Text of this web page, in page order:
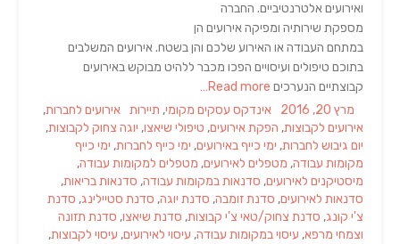
ואירועים אלטרנטיביים. החברה
מספקת שירותיה ומפיקה אירועים הן
במתחם העבודה או האירוע שלכם והן בשטח. אירועים המשלבים
בתוכם טיפולים ועיסויים הפכו מכבר ללהיט מבוקש באירועים
קבוצתיים הנערכים
Posted
on
מרץ 20, 2016 Categories
אינדקס עסקים מקומי, תיירות Tags
אירועים לחברות,
אירועים לקבוצות, הפקת אירועים, טיפולי שיאצו, יוגה צחוק לקבוצות,
יום גיבוש לחברות, ימי כייף באירועים, ימי כייף לחברות, ימי כייף
מקומות עבודה, מטפלים לאירועים, מטפלים למקומות עבודה,
מיסטיקנים לאירועים, סדנאות במקומות עבודה, סדנאות בריאות,
סדנאות לאירועים, סדנת זומבה, סדנת יוגה, סדנת סטיילינג, סדנת
צ'י קונג, סדנת צחוק/טאי צ'י קבוצות, סדנת שיאצו, סדנת תזונה
וצמחי מרפא, עיסוי במקומות עבודה, עיסוי לאירועים, עיסוי לקבוצות,